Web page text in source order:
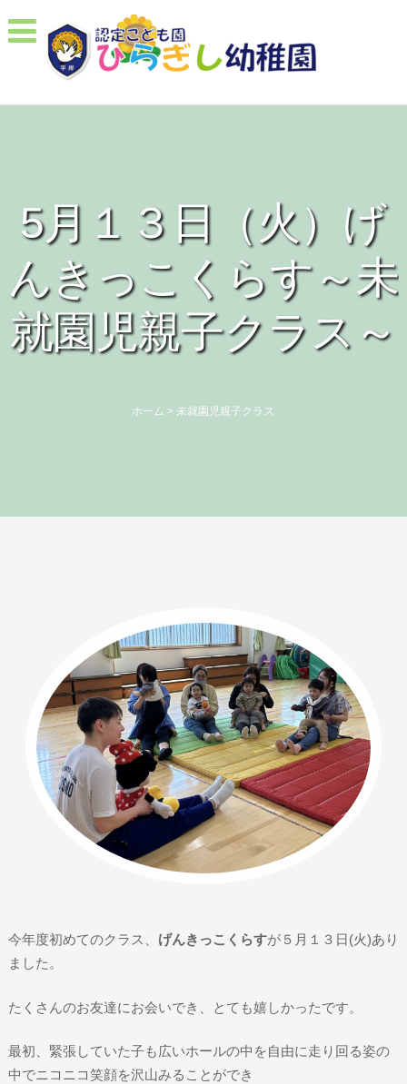
5月１３日（火）げ
んきっこくらす～未
就園児親子クラス～
ホーム > 未就園児親子クラス
今年度初めてのクラス、 げんきっこくらすが５月１３日(火)あり
ました。
たくさんのお友達にお会いでき、とても嬉しかったです。
最初、緊張していた子も広いホールの中を自由に走り回る姿の
中でニコニコ笑顔を沢山みることができ